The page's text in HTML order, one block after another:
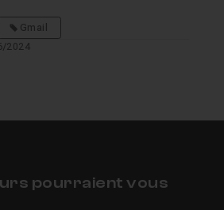
Gmail
2024
pourraient vous